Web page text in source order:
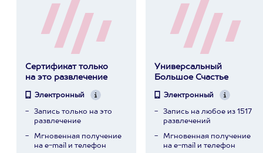
Сертификат только
на это развлечение
Электронный
Запись только на это
развлечение
Мгновенная получение
на e-mail и телефон
Универсальный
Большое Счастье
Электронный
Запись на любое из 1517
развлечений
Мгновенная получение
на e-mail и телефон